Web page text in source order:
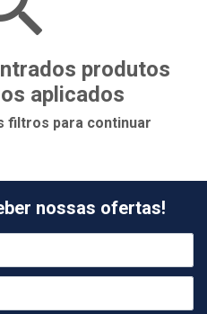
produtos
aplicados
filtros para continuar
nossas ofertas!